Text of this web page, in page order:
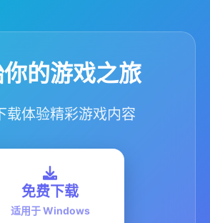
的游戏之旅
载体验精彩游戏内容
免费下载
适用于 Windows